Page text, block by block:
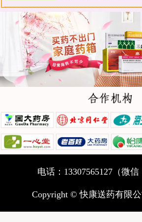
电话：13307565127（微信
Copyright © 快康送药有限